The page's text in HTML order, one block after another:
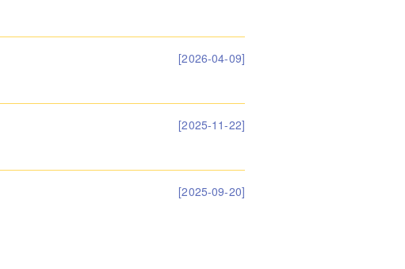
[2026-04-09]
[2025-11-22]
[2025-09-20]